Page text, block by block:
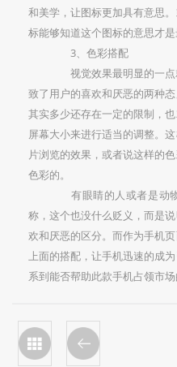
和美学，让图标更加具有意思
标能够知道这个图标的意思才是
3、色彩搭配
视觉效果最明显的一点
致了用户的喜欢和厌恶的两种
其实多少还存在一定的限制，
屏幕大小来进行适当的调整。
片浏览的效果，或者说这样的
色彩的。
有眼睛的人或者是动物
称，这个也没什么贬义，而是
欢和厌恶的区分。而作为手机
上面的搭配，让手机迅速的成
系到能否帮助此款手机占领市场